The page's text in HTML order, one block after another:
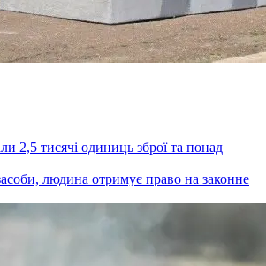
2,5 тисячі одиниць зброї та понад
людина отримує право на законне